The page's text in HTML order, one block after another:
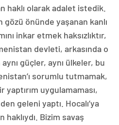
haklı olarak adalet istedik.
gözü önünde yaşanan kanlı
inkar etmek haksızlıktır,
devleti, arkasında o
güçler, aynı ülkeler, bu
sorumlu tutmamak,
uygulamaması,
geleni yaptı. Hocalı’ya
Bizim savaş